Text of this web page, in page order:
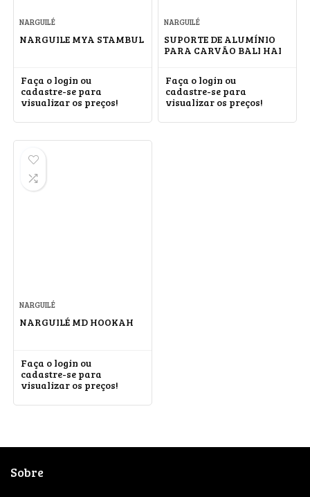
NARGUILÉ
NARGUILE MYA STAMBUL
Faça o login ou
cadastre-se para
visualizar os preços!
NARGUILÉ
SUPORTE DE ALUMÍNIO
PARA CARVÃO BALI HAI
Faça o login ou
cadastre-se para
visualizar os preços!
NARGUILÉ
NARGUILÉ MD HOOKAH
Faça o login ou
cadastre-se para
visualizar os preços!
Sobre